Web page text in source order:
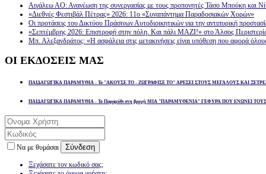
Αιγάλεω ΑΟ: Ανανέωση της συνεργασίας με τους προπονητές Τάσο Μπούκη και
«Διεθνές Φεστιβάλ Πέτρας» 2026: 11ο «Συναπάντημα Παραδοσιακών Χορών»
Οι προτάσεις του Δικτύου Πράσινων Αυτοδιοικητικών για την αντιπυρική
«Σεπτέμβρης 2026: Επιστροφή στην πόλη. Και πάλι ΜΑΖΙ!» στο Άλσος
Μπ. Αλεξανδράτος: «Η ασφάλεια στις μετακινήσεις είναι υπόθεση που αφορά
ΟΙ ΕΚΔΟΣΕΙΣ ΜΑΣ
ΠΑΙΔΑΓΩΓΙΚΑ ΠΑΡΑΜΥΘΙΑ - Το "ΑΚΟΥΣΕ ΤΟ - ΖΩΓΡΑΦΙΣΕ ΤΟ" ΑΡΕΣΕΙ ΣΤΟΥΣ ΜΕΓΑΛΟΥΣ ΚΑΙ
ΠΑΙΔΑΓΩΓΙΚΑ ΠΑΡΑΜΥΘΙΑ - Το Παραμύθι στη βροχή ΜΙΑ "ΠΑΡΑΜΥΘΕΝΙΑ" ΓΕΦΥΡΑ ΠΟΥ ΕΝΩΝΕΙ
Να με θυμάσαι Σύνδεση
Ξεχάσατε τον κωδικό σας;